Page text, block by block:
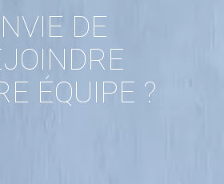
DE
ÉQUIPE ?